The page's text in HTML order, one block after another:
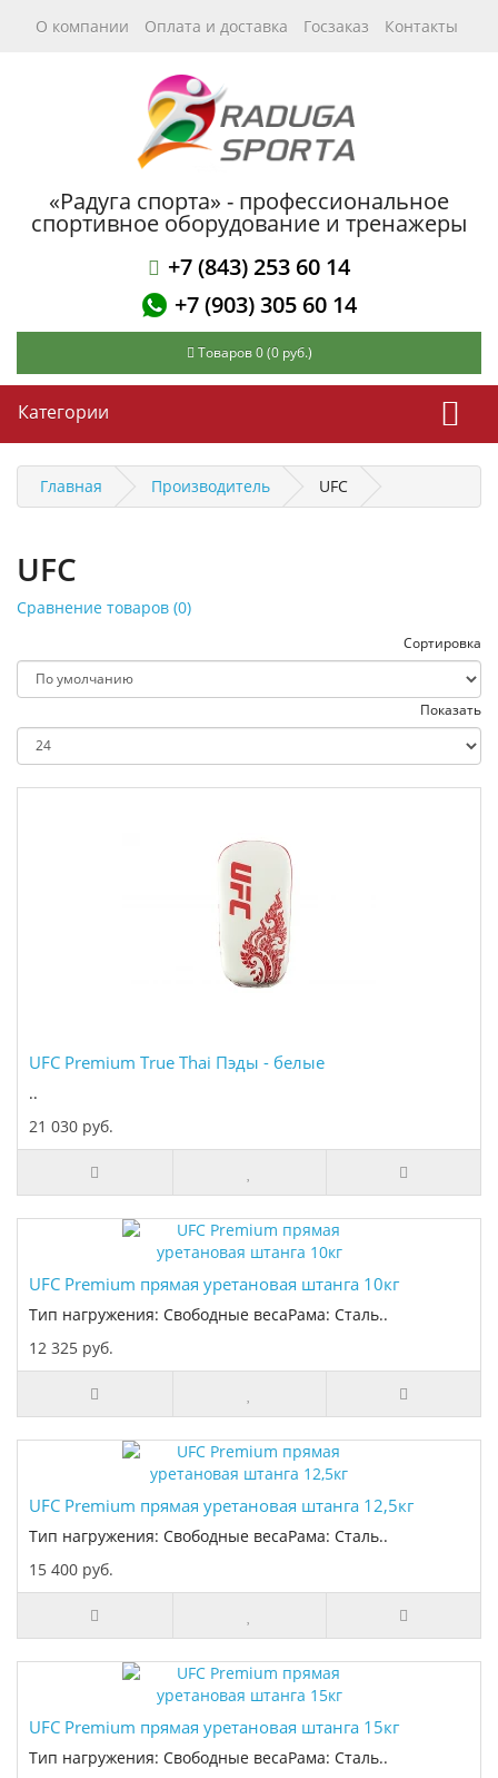
О компании Оплата и доставка Госзаказ Контакты
«Радуга спорта» - профессиональное
спортивное оборудование и тренажеры
+7 (843) 253 60 14
+7 (903) 305 60 14
Товаров 0 (0 руб.)
Категории
Главная Производитель UFC
UFC
Сравнение товаров (0)
Сортировка
Показать
UFC Premium True Thai Пэды - белые
..
21 030 руб.
UFC Premium прямая уретановая штанга 10кг
Тип нагружения: Свободные весаРама: Сталь..
12 325 руб.
UFC Premium прямая уретановая штанга 12,5кг
Тип нагружения: Свободные весаРама: Сталь..
15 400 руб.
UFC Premium прямая уретановая штанга 15кг
Тип нагружения: Свободные весаРама: Сталь..